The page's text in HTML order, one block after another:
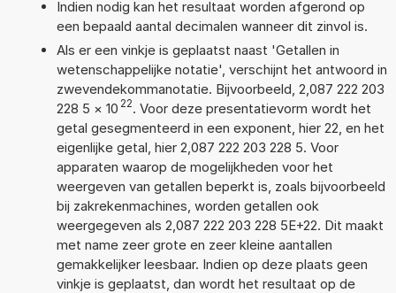
Indien nodig kan het resultaat worden afgerond op
een bepaald aantal decimalen wanneer dit zinvol is.
Als er een vinkje is geplaatst naast 'Getallen in
wetenschappelijke notatie', verschijnt het antwoord in
zwevendekommanotatie. Bijvoorbeeld, 2,087 222 203
228 5 × 10 22. Voor deze presentatievorm wordt het
getal gesegmenteerd in een exponent, hier 22, en het
eigenlijke getal, hier 2,087 222 203 228 5. Voor
apparaten waarop de mogelijkheden voor het
weergeven van getallen beperkt is, zoals bijvoorbeeld
bij zakrekenmachines, worden getallen ook
weergegeven als 2,087 222 203 228 5E+22. Dit maakt
met name zeer grote en zeer kleine aantallen
gemakkelijker leesbaar. Indien op deze plaats geen
vinkje is geplaatst, dan wordt het resultaat op de